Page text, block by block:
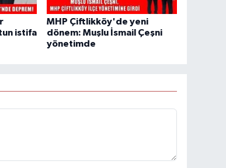
istifa
MHP Çiftlikköy'de yeni
dönem: Muşlu İsmail Çeşni
yönetimde